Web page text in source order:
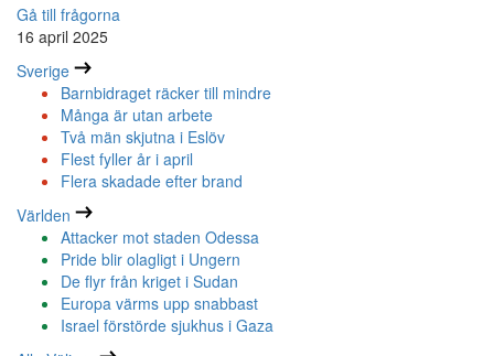
Gå till frågorna
16 april 2025
Sverige
Barnbidraget räcker till mindre
Många är utan arbete
Två män skjutna i Eslöv
Flest fyller år i april
Flera skadade efter brand
Världen
Attacker mot staden Odessa
Pride blir olagligt i Ungern
De flyr från kriget i Sudan
Europa värms upp snabbast
Israel förstörde sjukhus i Gaza